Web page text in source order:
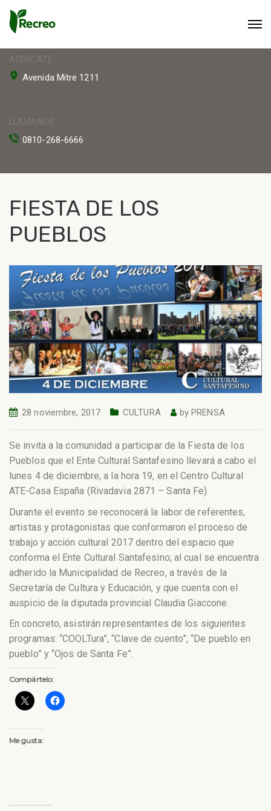
ACERCATE
Avenida Mitre 1211
LLAMANOS
0810-268-6666
FIESTA DE LOS
PUEBLOS
28 noviembre, 2017 CULTURA byPRENSA
Se invita a la comunidad a participar de la Fiesta de los
Pueblos que el Ente Cultural Santafesino llevará a cabo el
lunes 4 de diciembre, a la hora 19, en el Centro Cultural
ATE-Casa España (Rivadavia 2871 – Santa Fe).
Durante el evento se reconocerá la labor de referentes,
artistas y protagonistas que conformaron el proceso de
trabajo y acción cultural 2017 dentro del espacio que
conforma el Ente Cultural Santafesino; al cual se encuentra
adherido la Municipalidad de Recreo, a través de la
Secretaría de Cultura y Educación, y que cuenta con el
auspicio de la diputada provincial Claudia Giaccone.
En concreto, asistirán representantes de los siguientes
programas: “COOLTura”, “Clave de cuento”, “De pueblo en
pueblo” y “Ojos de Santa Fe”.
Compártelo:
Me gusta: